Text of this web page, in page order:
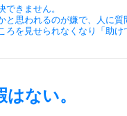
きません。
思われるのが嫌で、人に質
ろを見せられなくなり「助け
ない。